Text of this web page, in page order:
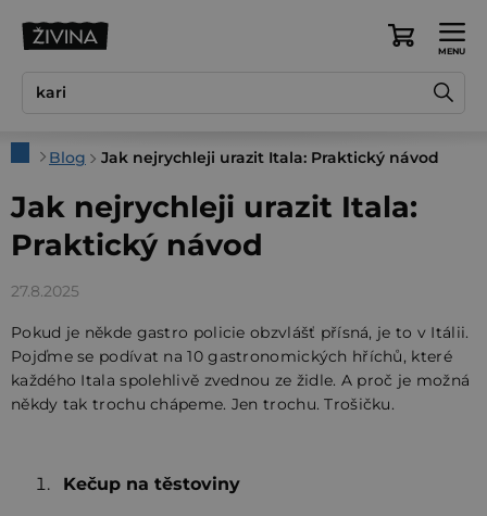
Nákupní
DomůBlog Jak nejrychleji urazit Itala: Praktický návod
Jak nejrychleji urazit Itala:
Praktický návod
27.8.2025
Pokud je někde gastro policie obzvlášť přísná, je to v Itálii.
Pojďme se podívat na 10 gastronomických hříchů, které
každého Itala spolehlivě zvednou ze židle. A proč je možná
někdy tak trochu chápeme. Jen trochu. Trošičku.
Kečup na těstoviny